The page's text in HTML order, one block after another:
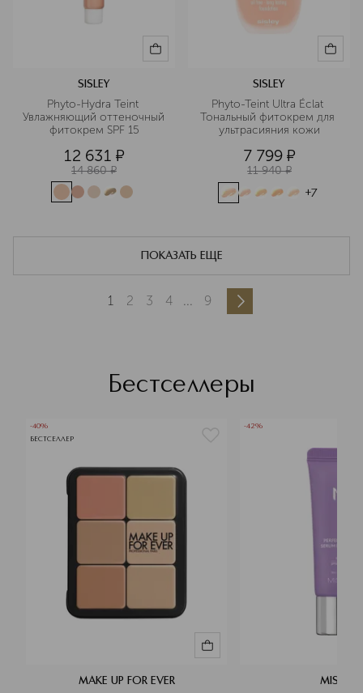
SISLEY
Phyto-Hydra Teint
Увлажняющий оттеночный
фитокрем SPF 15
12 631 ¤
14 860 ¤
SISLEY
Phyto-Teint Ultra Éclat
Тональный фитокрем для
ультрасияния кожи
7 799 ¤
11 940 ¤
+7
ПОКАЗАТЬ ЕЩЕ
1 2 3 4 ... 9
Бестселлеры
-40%
БЕСТСЕЛЛЕР
MAKE UP FOR EVER
-42%
MISSHA